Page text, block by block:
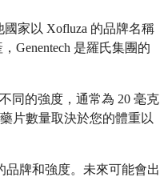
國家以 Xofluza 的品牌名稱
Genentech 是羅氏集團的
同的強度，通常為 20 毫克
片數量取決於您的體重以
牌和強度。未來可能會出